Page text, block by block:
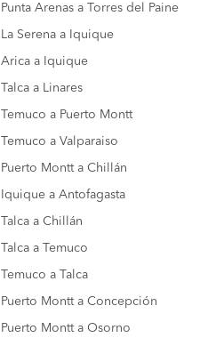
Punta Arenas a Torres del Paine
La Serena a Iquique
Arica a Iquique
Talca a Linares
Temuco a Puerto Montt
Temuco a Valparaiso
Puerto Montt a Chillán
Iquique a Antofagasta
Talca a Chillán
Talca a Temuco
Temuco a Talca
Puerto Montt a Concepción
Puerto Montt a Osorno